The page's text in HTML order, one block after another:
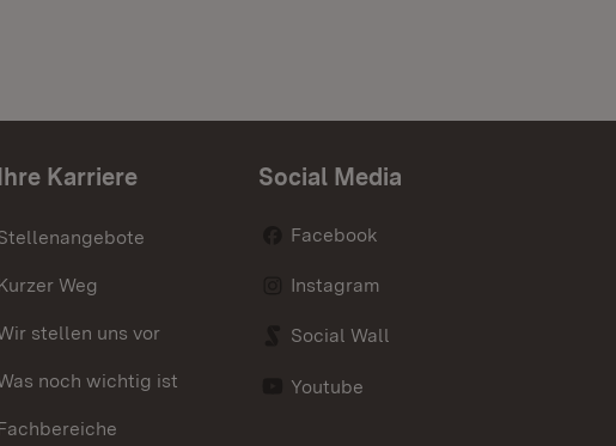
Ihre Karriere
Weg
stellen uns vor
noch wichtig ist
Social Media
Facebook
Instagram
Social Wall
Youtube